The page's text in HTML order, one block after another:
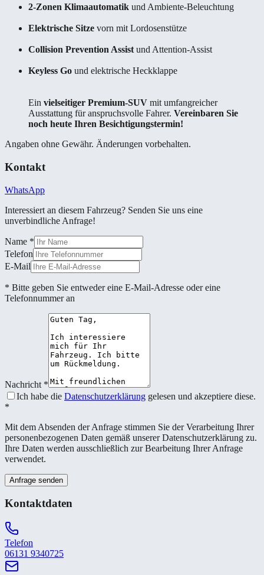
2-Zonen Klimaautomatik und Ambiente-Beleuchtung
Elektrische Sitze vorn mit Lordosenstütze
Collision Prevention Assist und Attention-Assist
Keyless Go und elektrische Heckklappe
Ein vielseitiger Premium-SUV mit umfangreicher
Ausstattung für anspruchsvolle Fahrer. Vereinbaren Sie
noch heute Ihren Besichtigungstermin!
Angaben ohne Gewähr. Änderungen vorbehalten.
Kontakt
WhatsApp
Interessiert an diesem Fahrzeug? Senden Sie uns eine
unverbindliche Anfrage!
Name *
Telefon
E-Mail
* Bitte geben Sie entweder eine E-Mail-Adresse oder eine
Telefonnummer an
Nachricht *
Ich habe die Datenschutzerklärung gelesen und akzeptiere diese.
*
Mit dem Absenden der Anfrage stimmen Sie der Verarbeitung Ihrer
personenbezogenen Daten gemäß unserer Datenschutzerklärung zu.
Ihre Daten werden ausschließlich zur Bearbeitung Ihrer Anfrage
verwendet.
Anfrage senden
Kontaktdaten
Telefon
06131 9340725